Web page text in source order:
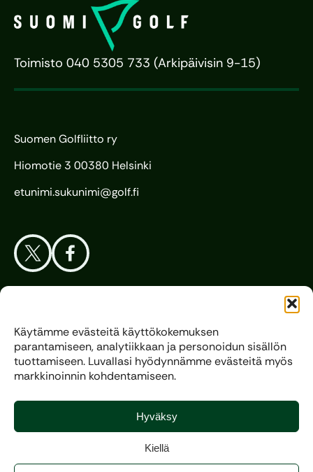
Käytämme evästeitä käyttökokemuksen
parantamiseen, analytiikkaan ja personoidun sisällön
tuottamiseen. Luvallasi hyödynnämme evästeitä myös
markkinoinnin kohdentamiseen.
Hyväksy
Kiellä
Toimisto 040 5305 733 (Arkipäivisin 9-15)
Suomen Golfliitto ry
Hiomotie 3 00380 Helsinki
etunimi.sukunimi@golf.fi
Liitto
Kilpagolf